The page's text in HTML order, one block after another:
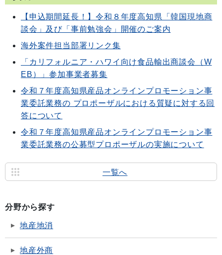
【申込期間延長！】令和８年度高知県「韓国現地商
談会」及び「事前勉強会」開催のご案内
海外案件担当部署リンク集
「カリフォルニア・ハワイ向け食品輸出商談会（W
EB）」参加事業者募集
令和７年度高知県産品オンラインプロモーション事
業委託業務の プロポーザルにおける質疑に対する回
答について
令和７年度高知県産品オンラインプロモーション事
業委託業務の公募型プロポーザルの実施について
一覧へ
分野から探す
地産地消
地産外商